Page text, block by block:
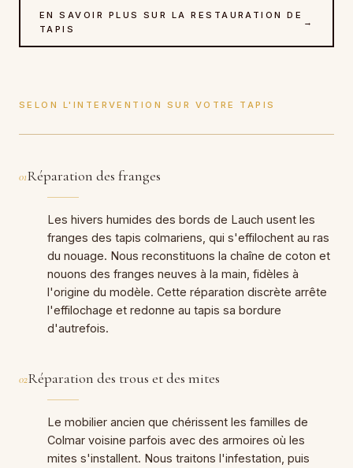
EN SAVOIR PLUS SUR LA RESTAURATION DE
TAPIS
→
SELON L'INTERVENTION SUR VOTRE TAPIS
01Réparation des franges
Les hivers humides des bords de Lauch usent les
franges des tapis colmariens, qui s'effilochent au ras
du nouage. Nous reconstituons la chaîne de coton et
nouons des franges neuves à la main, fidèles à
l'origine du modèle. Cette réparation discrète arrête
l'effilochage et redonne au tapis sa bordure
d'autrefois.
02Réparation des trous et des mites
Le mobilier ancien que chérissent les familles de
Colmar voisine parfois avec des armoires où les
mites s'installent. Nous traitons l'infestation, puis